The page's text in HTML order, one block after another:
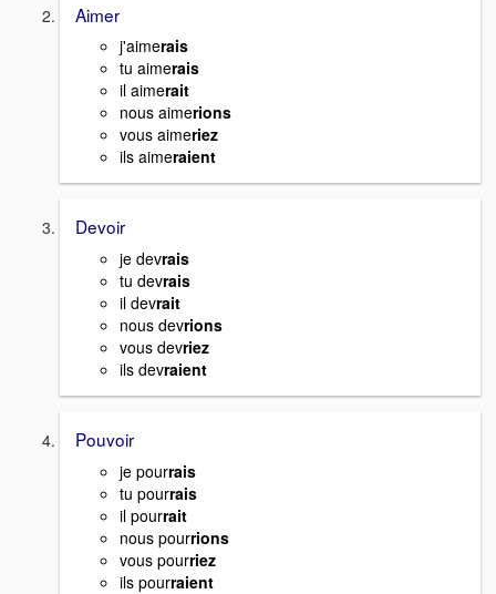
Aimer
j'aimerais
tu aimerais
il aimerait
nous aimerions
vous aimeriez
ils aimeraient
Devoir
je devrais
tu devrais
il devrait
nous devrions
vous devriez
ils devraient
Pouvoir
je pourrais
tu pourrais
il pourrait
nous pourrions
vous pourriez
ils pourraient